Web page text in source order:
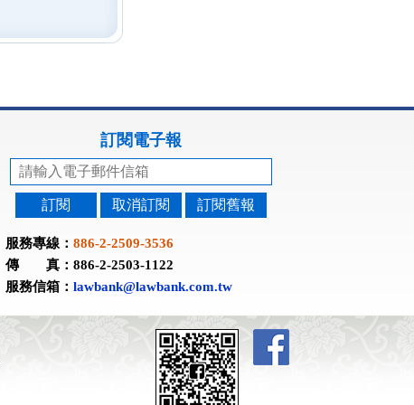
訂閱電子報
訂閱 取消訂閱 訂閱舊報
服務專線： 886-2-2509-3536
傳 真：886-2-2503-1122
服務信箱： lawbank@lawbank.com.tw